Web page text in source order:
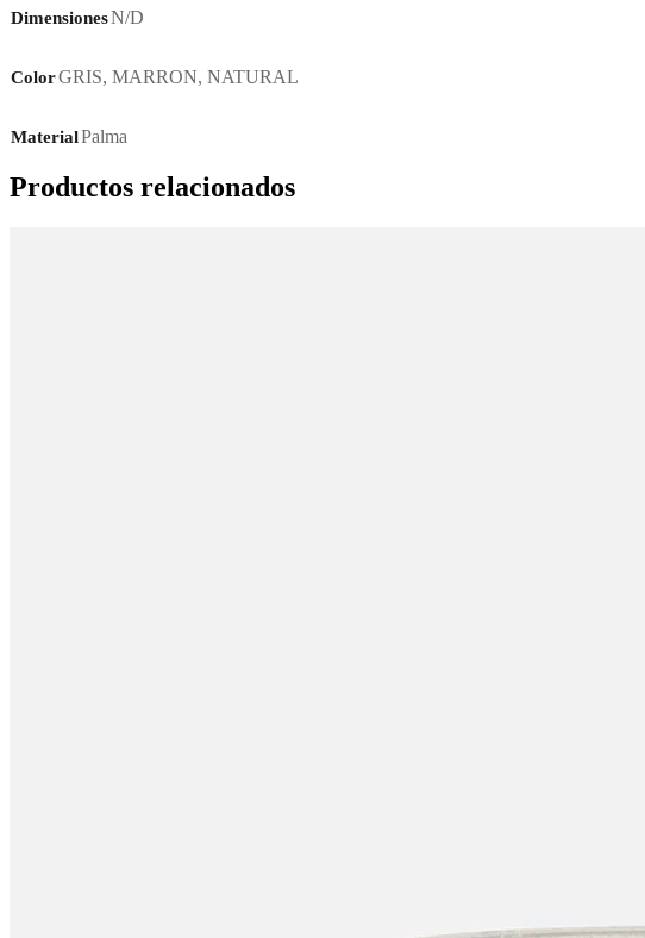
DimensionesN/D
ColorGRIS, MARRON, NATURAL
MaterialPalma
Productos relacionados